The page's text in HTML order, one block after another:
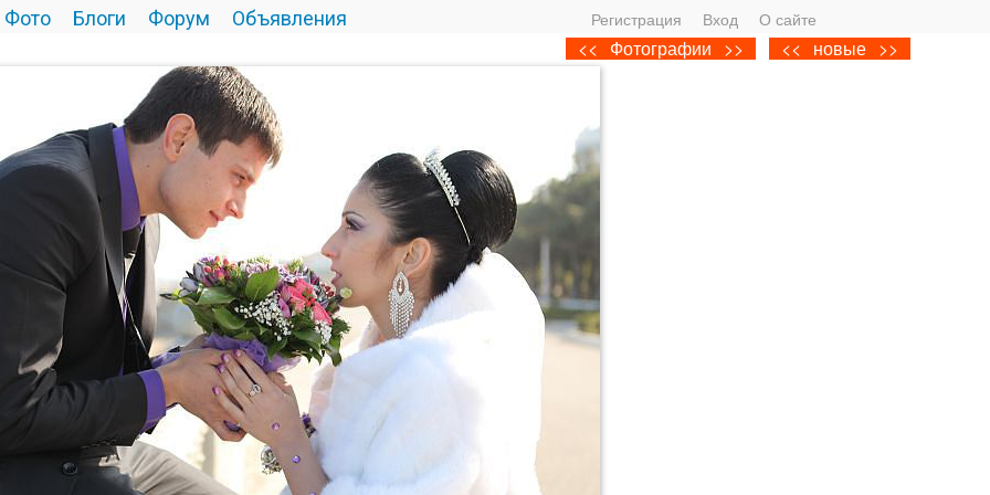
Фото Блоги Форум Объявления Регистрация Вход О сайте
<< новые >>
<< Фотографии >>